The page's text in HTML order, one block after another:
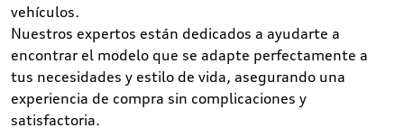
vehículos.
Nuestros expertos están dedicados a ayudarte a
encontrar el modelo que se adapte perfectamente a
tus necesidades y estilo de vida, asegurando una
experiencia de compra sin complicaciones y
satisfactoria.